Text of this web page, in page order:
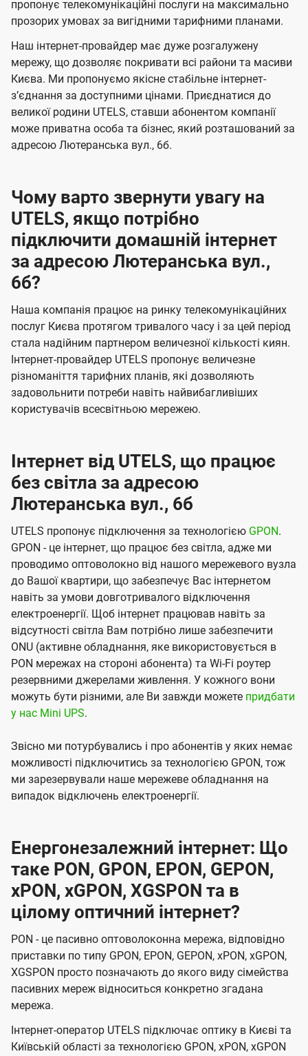
ї
U
t
e
l
s
а
ч
е
н
н
я
а
ч
е
н
н
я
пропонує телекомунікаційні послуги на максимально
прозорих умовах за вигідними тарифними планами.
Наш інтернет-провайдер має дуже розгалужену
мережу, що дозволяє покривати всі райони та масиви
Києва. Ми пропонуємо якісне стабільне інтернет-
зʼєднання за доступними цінами. Приєднатися до
великої родини UTELS, ставши абонентом компанії
може приватна особа та бізнес, який розташований за
адресою Лютеранська вул., 6б.
Чому варто звернути увагу на
UTELS, якщо потрібно
підключити домашній інтернет
за адресою Лютеранська вул.,
6б?
Наша компанія працює на ринку телекомунікаційних
послуг Києва протягом тривалого часу і за цей період
стала надійним партнером величезної кількості киян.
Інтернет-провайдер UTELS пропонує величезне
різноманіття тарифних планів, які дозволяють
задовольнити потреби навіть найвибагливіших
користувачів всесвітньою мережею.
Інтернет від UTELS, що працює
без світла за адресою
Лютеранська вул., 6б
UTELS пропонує підключення за технологією GPON.
GPON - це інтернет, що працює без світла, адже ми
проводимо оптоволокно від нашого мережевого вузла
до Вашої квартири, що забезпечує Вас інтернетом
навіть за умови довготривалого відключення
електроенергії. Щоб інтернет працював навіть за
відсутності світла Вам потрібно лише забезпечити
ONU (активне обладнання, яке використовується в
PON мережах на стороні абонента) та Wi-Fi роутер
резервними джерелами живлення. У кожного вони
можуть бути різними, але Ви завжди можете придбати
у нас Mini UPS.
Звісно ми потурбувались і про абонентів у яких немає
можливості підключитись за технологією GPON, тож
ми зарезервували наше мережеве обладнання на
випадок відключень електроенергії.
Енергонезалежний інтернет: Що
таке PON, GPON, EPON, GEPON,
xPON, xGPON, XGSPON та в
цілому оптичний інтернет?
PON - це пасивно оптоволоконна мережа, відповідно
приставки по типу GPON, EPON, GEPON, xPON, xGPON,
XGSPON просто позначають до якого виду сімейства
пасивних мереж відноситься конкретно згадана
мережа.
Інтернет-оператор UTELS підключає оптику в Києві та
Київській області за технологією GPON, xPON, xGPON